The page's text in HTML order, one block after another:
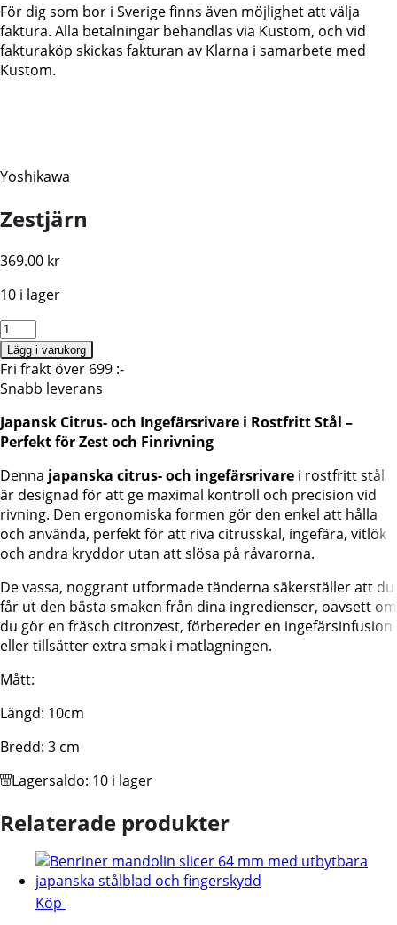
För dig som bor i Sverige finns även möjlighet att välja
faktura. Alla betalningar behandlas via Kustom, och vid
fakturaköp skickas fakturan av Klarna i samarbete med
Kustom.
Yoshikawa
Zestjärn
369.00 kr
10 i lager
Japanskt
Zestjärn,
Oroshi
Handy
Yoshikawa
mängd
Lägg i varukorg
Fri frakt över 699 :-
Snabb leverans
Japansk Citrus- och Ingefärsrivare i Rostfritt Stål –
Perfekt för Zest och Finrivning
Denna japanska citrus- och ingefärsrivare i rostfritt stål
är designad för att ge maximal kontroll och precision vid
rivning. Den ergonomiska formen gör den enkel att hålla
och använda, perfekt för att riva citrusskal, ingefära, vitlök
och andra kryddor utan att slösa på råvarorna.
De vassa, noggrant utformade tänderna säkerställer att du
får ut den bästa smaken från dina ingredienser, oavsett om
du gör en fräsch citronzest, förbereder en ingefärsinfusion
eller tillsätter extra smak i matlagningen.
Mått:
Längd: 10cm
Bredd: 3 cm
Lagersaldo: 10 i lager
Relaterade produkter
Köp